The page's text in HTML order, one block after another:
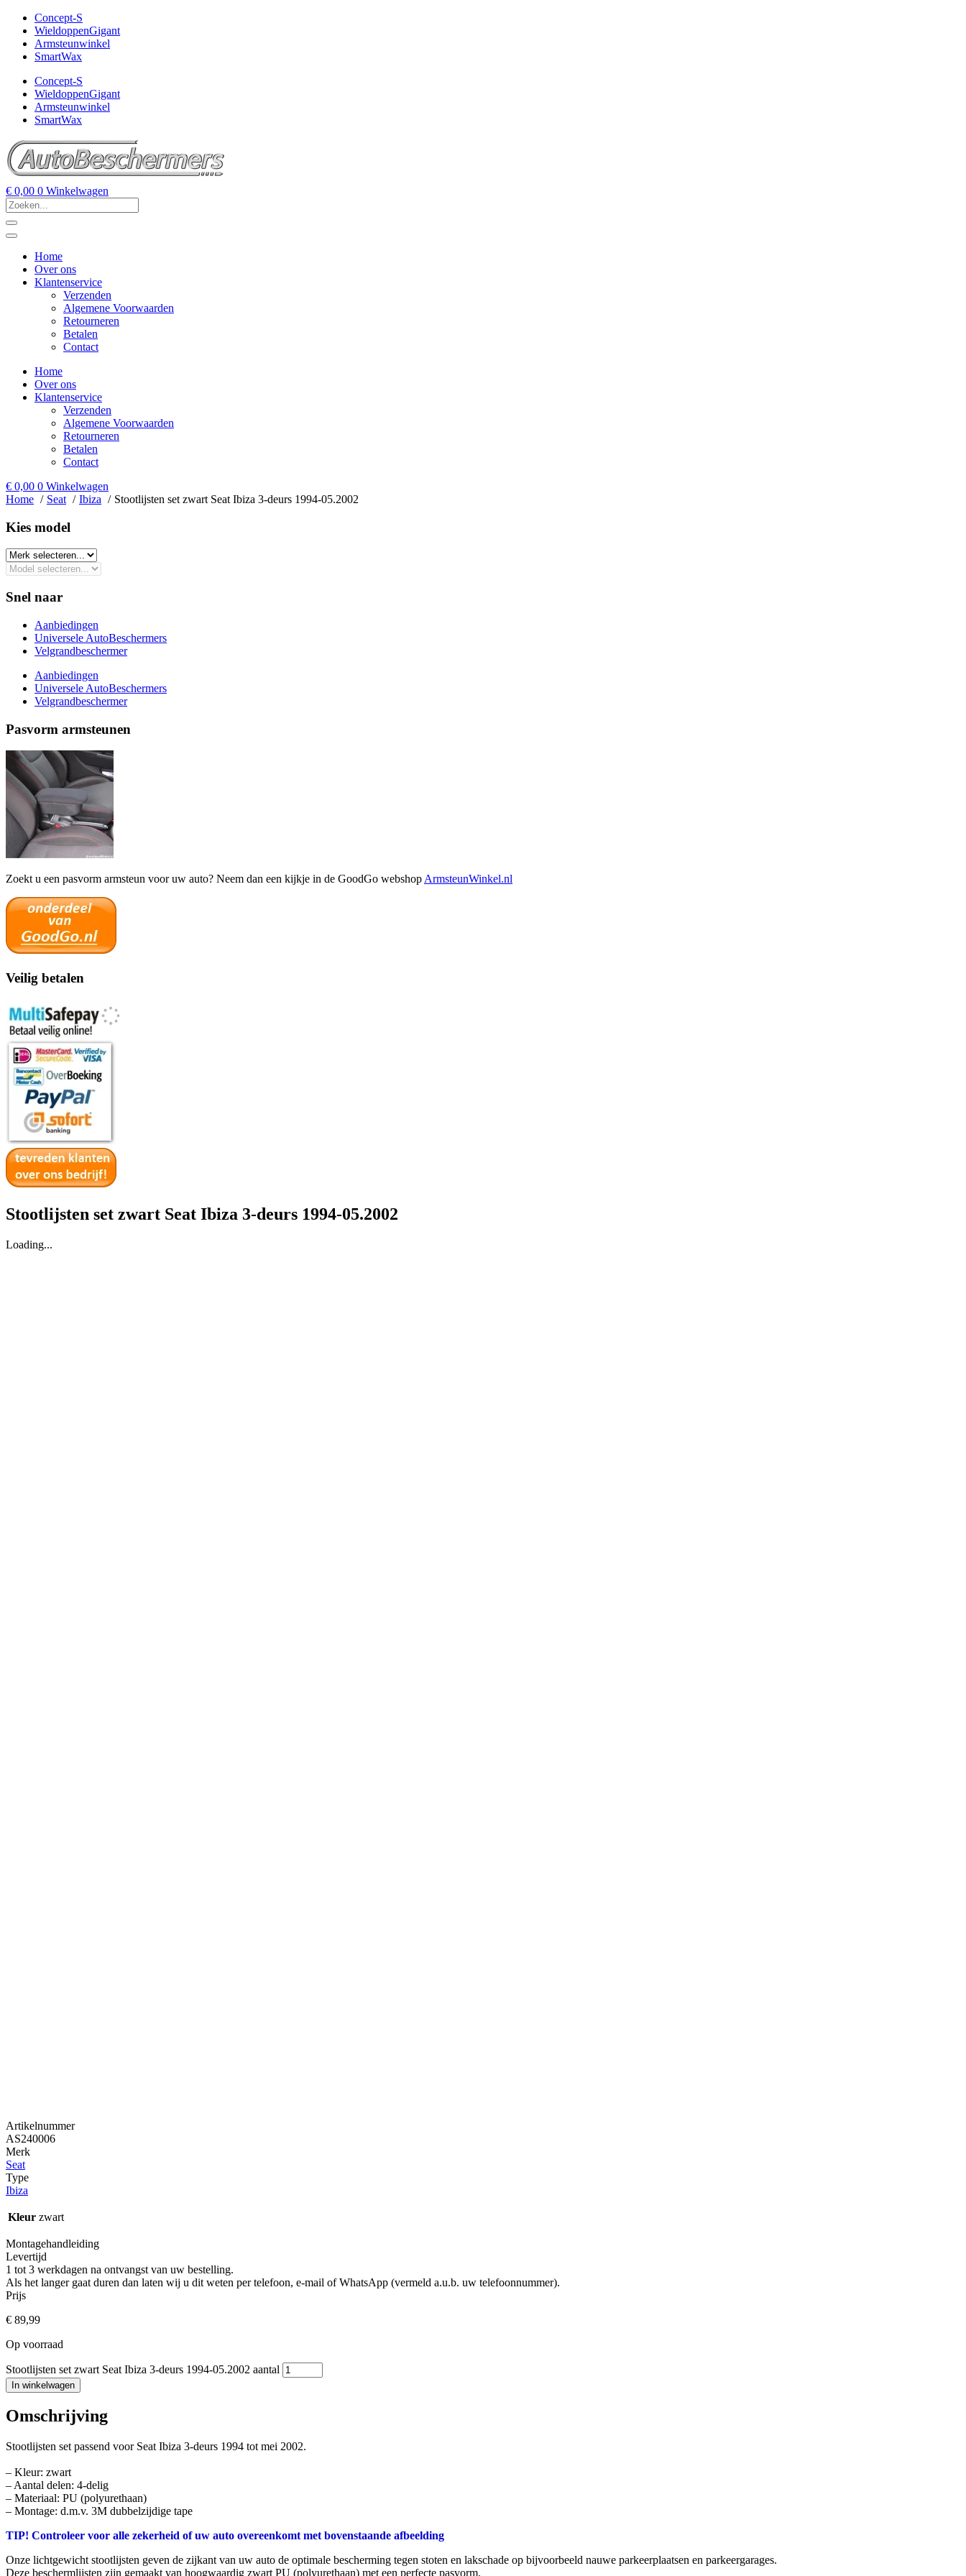
Concept-S
WieldoppenGigant
Armsteunwinkel
SmartWax
Concept-S
WieldoppenGigant
Armsteunwinkel
SmartWax
€ 0,00 0 Winkelwagen
Home
Over ons
Klantenservice
Verzenden
Algemene Voorwaarden
Retourneren
Betalen
Contact
Home
Over ons
Klantenservice
Verzenden
Algemene Voorwaarden
Retourneren
Betalen
Contact
€ 0,00 0 Winkelwagen
Home
Seat Ibiza Stootlijsten set zwart Seat Ibiza 3-deurs 1994-05.2002
Kies model​
Snel naar
Aanbiedingen
Universele AutoBeschermers
Velgrandbeschermer
Aanbiedingen
Universele AutoBeschermers
Velgrandbeschermer
Pasvorm armsteunen
Zoekt u een pasvorm armsteun voor uw auto? Neem dan een kijkje in de GoodGo webshop ArmsteunWinkel.nl
Veilig betalen
Stootlijsten set zwart Seat Ibiza 3-deurs 1994-05.2002
Loading...
Artikelnummer
AS240006
Merk
Seat
Type
Ibiza
Kleur zwart
Montagehandleiding
Levertijd
1 tot 3 werkdagen na ontvangst van uw bestelling.
Als het langer gaat duren dan laten wij u dit weten per telefoon, e-mail of WhatsApp (vermeld a.u.b. uw telefoonnummer).
Prijs
€ 89,99
Op voorraad
Stootlijsten set zwart Seat Ibiza 3-deurs 1994-05.2002 aantal
In winkelwagen
Omschrijving
Stootlijsten set passend voor Seat Ibiza 3-deurs 1994 tot mei 2002.
– Kleur: zwart
– Aantal delen: 4-delig
– Materiaal: PU (polyurethaan)
– Montage: d.m.v. 3M dubbelzijdige tape
TIP! Controleer voor alle zekerheid of uw auto overeenkomt met bovenstaande afbeelding
Onze lichtgewicht stootlijsten geven de zijkant van uw auto de optimale bescherming tegen stoten en lakschade op bijvoorbeeld nauwe parkeerplaatsen en parkeergarages.
Deze beschermlijsten zijn gemaakt van hoogwaardig zwart PU (polyurethaan) met een perfecte pasvorm.